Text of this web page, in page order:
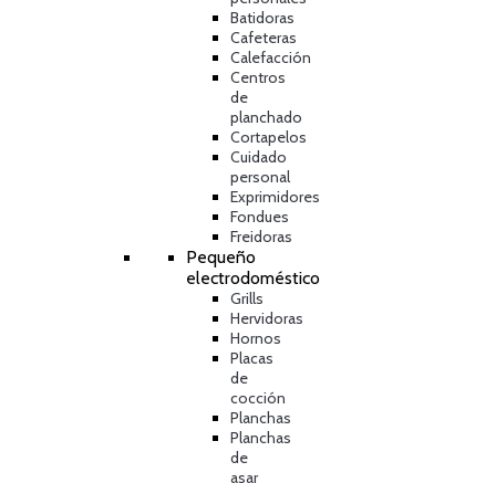
Batidoras
Cafeteras
Calefacción
Centros
de
planchado
Cortapelos
Cuidado
personal
Exprimidores
Fondues
Freidoras
Pequeño
electrodoméstico
Grills
Hervidoras
Hornos
Placas
de
cocción
Planchas
Planchas
de
asar